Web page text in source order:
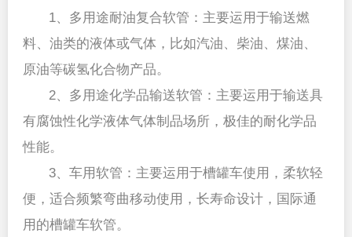
1、多用途耐油复合软管：主要运用于输送燃
料、油类的液体或气体，比如汽油、柴油、煤油、
原油等碳氢化合物产品。
2、多用途化学品输送软管：主要运用于输送具
有腐蚀性化学液体气体制品场所，极佳的耐化学品
性能。
3、车用软管：主要运用于槽罐车使用，柔软轻
便，适合频繁弯曲移动使用，长寿命设计，国际通
用的槽罐车软管。